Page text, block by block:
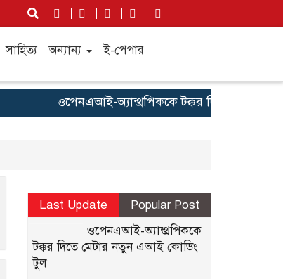
সাহিত্য অন্যান্য ই-পেপার
ওপেনএআই-অ্যান্থ্রপিককে টক্কর দিতে মেটার
Last Update
Popular Post
ওপেনএআই-অ্যান্থ্রপিককে
টক্কর দিতে মেটার নতুন এআই কোডিং
টুল